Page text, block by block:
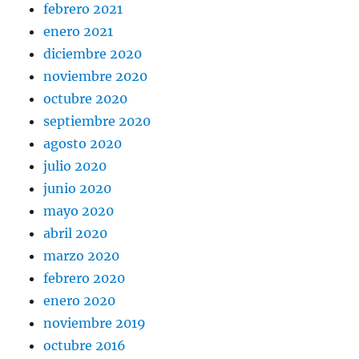
febrero 2021
enero 2021
diciembre 2020
noviembre 2020
octubre 2020
septiembre 2020
agosto 2020
julio 2020
junio 2020
mayo 2020
abril 2020
marzo 2020
febrero 2020
enero 2020
noviembre 2019
octubre 2016